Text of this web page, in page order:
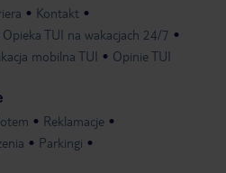
Kontakt
Opieka TUI na wakacjach 24/7
mobilna TUI Opinie TUI
Reklamacje
Parkingi